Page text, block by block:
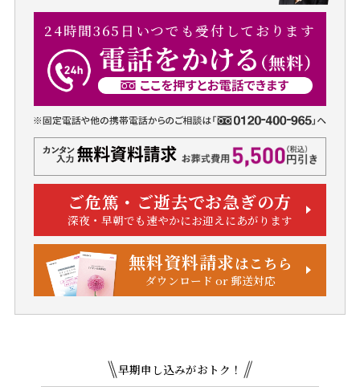
24時間365日いつでも受付しております
ご危篤・ご逝去でお急ぎの方
深夜・早朝でも速やかにお迎えにあがります
無料資料請求はこちら
ダウンロード or 郵送対応
早期申し込みがおトク！